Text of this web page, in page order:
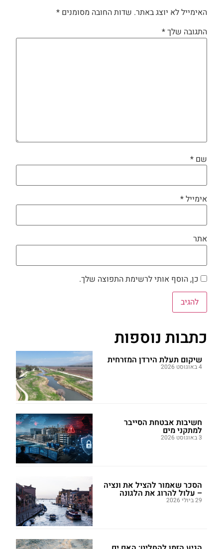
האימייל לא יוצג באתר. שדות החובה מסומנים *
התגובה שלך*
שם *
אימייל*
אתר
כן, הוסף אותי לרשימת התפוצה שלך.
כתבות נוספות
שיקום תעלת הירדן המזרחית
4 באוגוסט 2026
חשיבות אבטחת הסייבר
למתקני מים
3 באוגוסט 2026
הסכר שאמור להציל את ונציה
– עלול להרוג את הלגונה
29 ביולי 2026